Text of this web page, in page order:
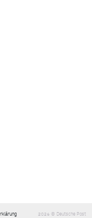
2026 © Deutsche Post